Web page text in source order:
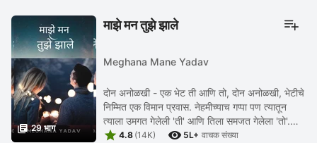
 29 भाग
माझे मन तुझे झाले
Meghana Mane Yadav
दोन अनोळखी - एक भेट ती आणि तो, दोन अनोळखी, भेटीचे
निम्मित एक विमान प्रवास. नेहमीच्याच गप्पा पण त्यातून
त्याला उमगत गेलेली 'ती' आणि तिला समजत गेलेला 'तो'.
एकाच भेटीत जन्मोजन्मीची ओळख ...
 4.8 (14K)  5L+ वाचक संख्या